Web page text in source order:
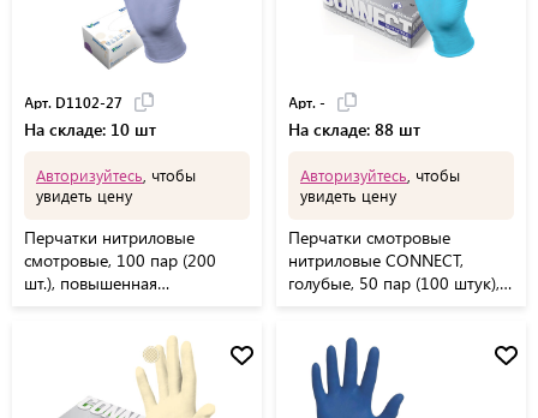
Арт. D1102-27
На складе: 10 шт
Авторизуйтесь , чтобы
увидеть цену
Перчатки нитриловые
смотровые, 100 пар (200
шт.), повышенная
Арт. -
На складе: 88 шт
Авторизуйтесь , чтобы
увидеть цену
Перчатки смотровые
нитриловые CONNECT,
голубые, 50 пар (100 штук),